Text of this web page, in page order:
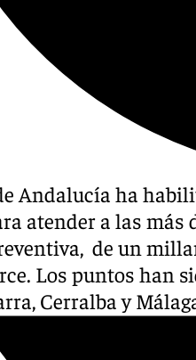
Andalucía ha
atender a las más
de un
Los puntos han
Cerralba y
28 en la capital y